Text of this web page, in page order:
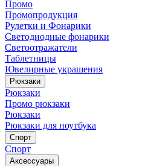
Промо
Промопродукция
Рулетки и Фонарики
Светодиодные фонарики
Светоотражатели
Таблетницы
Ювелирные украшения
Рюкзаки
Рюкзаки
Промо рюкзаки
Рюкзаки
Рюкзаки для ноутбука
Спорт
Спорт
Аксессуары